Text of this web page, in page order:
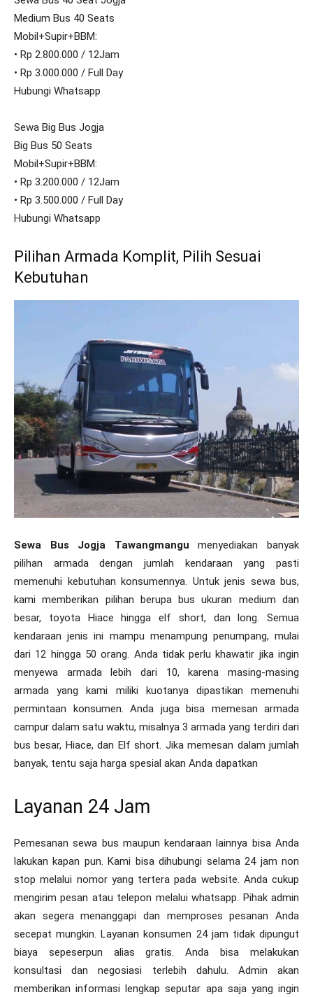
Medium Bus 40 Seats
Mobil+Supir+BBM:
• Rp 2.800.000 / 12Jam
• Rp 3.000.000 / Full Day
Hubungi Whatsapp
Sewa Big Bus Jogja
Big Bus 50 Seats
Mobil+Supir+BBM:
• Rp 3.200.000 / 12Jam
• Rp 3.500.000 / Full Day
Hubungi Whatsapp
Pilihan Armada Komplit, Pilih Sesuai
Kebutuhan
Sewa Bus Jogja Tawangmangu menyediakan banyak
pilihan armada dengan jumlah kendaraan yang pasti
memenuhi kebutuhan konsumennya. Untuk jenis sewa bus,
kami memberikan pilihan berupa bus ukuran medium dan
besar, toyota Hiace hingga elf short, dan long. Semua
kendaraan jenis ini mampu menampung penumpang, mulai
dari 12 hingga 50 orang. Anda tidak perlu khawatir jika ingin
menyewa armada lebih dari 10, karena masing-masing
armada yang kami miliki kuotanya dipastikan memenuhi
permintaan konsumen. Anda juga bisa memesan armada
campur dalam satu waktu, misalnya 3 armada yang terdiri dari
bus besar, Hiace, dan Elf short. Jika memesan dalam jumlah
banyak, tentu saja harga spesial akan Anda dapatkan
Layanan 24 Jam
Pemesanan sewa bus maupun kendaraan lainnya bisa Anda
lakukan kapan pun. Kami bisa dihubungi selama 24 jam non
stop melalui nomor yang tertera pada website. Anda cukup
mengirim pesan atau telepon melalui whatsapp. Pihak admin
akan segera menanggapi dan memproses pesanan Anda
secepat mungkin. Layanan konsumen 24 jam tidak dipungut
biaya sepeserpun alias gratis. Anda bisa melakukan
konsultasi dan negosiasi terlebih dahulu. Admin akan
memberikan informasi lengkap seputar apa saja yang ingin